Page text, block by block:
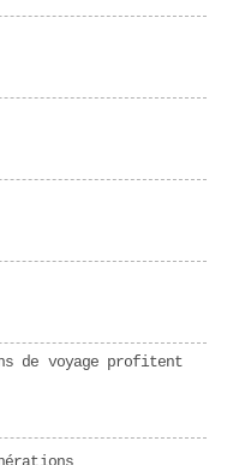
de voyage profitent